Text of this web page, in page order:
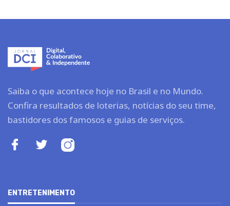
Saiba o que acontece hoje no Brasil e no Mundo.
Confira resultados de loterias, notícias do seu time,
bastidores dos famosos e guias de serviços.
ENTRETENIMENTO